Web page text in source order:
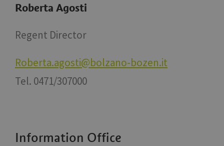
Roberta Agosti
Regent Director
Roberta.agosti@bolzano-bozen.it
Tel. 0471/307000
Information Office